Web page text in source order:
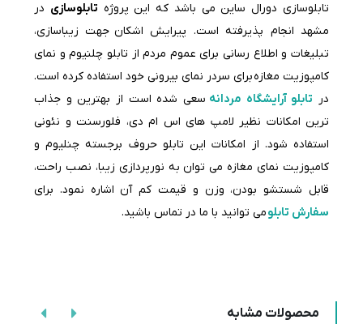
تابلوسازی دورال ساین می باشد که این پروژه تابلوسازی در
مشهد انجام پذیرفته است. پیرایش اشکان جهت زیباسازی،
تبلیغات و اطلاع رسانی برای عموم مردم از تابلو چلنیوم و نمای
کامپوزیت مغازه برای سردر نمای بیرونی خود استفاده کرده است.
در تابلو آرایشگاه مردانه سعی شده است از بهترین و جذاب
ترین امکانات نظیر لامپ های اس ام دی، فلورسنت و نئونی
استفاده شود. از امکانات این تابلو حروف برجسته چنلیوم و
کامپوزیت نمای مغازه می توان به نورپردازی زیبا، نصب راحت،
قابل شستشو بودن، وزن و قیمت کم آن اشاره نمود. برای
سفارش تابلومی توانید با ما در تماس باشید.
محصولات مشابه